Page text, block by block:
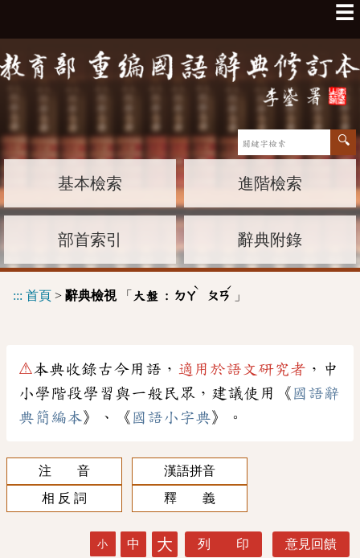
☰
基本檢索 進階檢索
部首索引 辭典附錄
::: 首頁 > 辭典檢視「 大盤 : ㄉㄚ
ˋ
ㄆㄢ
ˊ
」
⚠本典收錄古今用語， 適用於語文研究者 ，中
小學階段學習與一般民眾，建議使用《 國語辭
典簡編本》、《 國語小字典》。
注 音
漢語拼音
相 反 詞
釋 義
小 中 大 列 印 意見回饋